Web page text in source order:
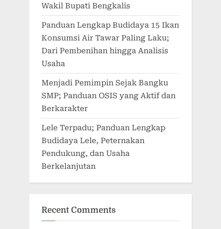
Wakil Bupati Bengkalis
Panduan Lengkap Budidaya 15 Ikan
Konsumsi Air Tawar Paling Laku;
Dari Pembenihan hingga Analisis
Usaha
Menjadi Pemimpin Sejak Bangku
SMP; Panduan OSIS yang Aktif dan
Berkarakter
Lele Terpadu; Panduan Lengkap
Budidaya Lele, Peternakan
Pendukung, dan Usaha
Berkelanjutan
Recent Comments